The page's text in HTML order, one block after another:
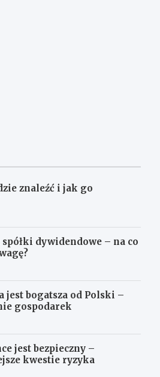
znaleźć i jak go
spółki dywidendowe – na co
jest bogatsza od Polski –
gospodarek
jest bezpieczny –
kwestie ryzyka